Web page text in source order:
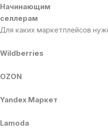
Начинающим
селлерам
Для каких маркетплейсов
Wildberries
OZON
Yandex Маркет
Lamoda